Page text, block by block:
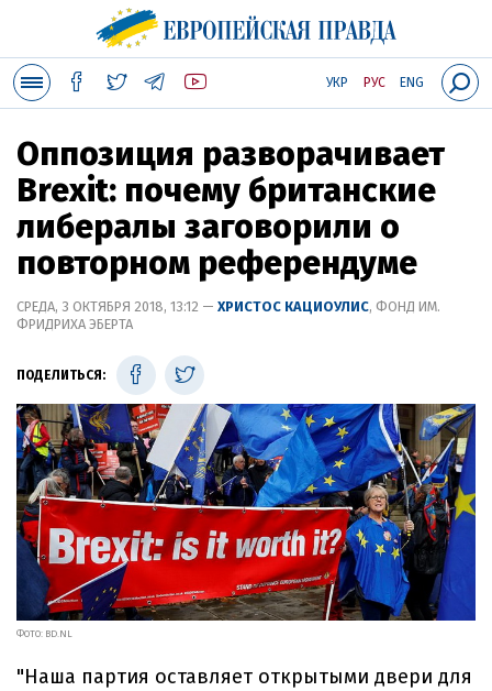
УКР РУС ENG
Оппозиция разворачивает
Brexit: почему британские
либералы заговорили о
повторном референдуме
СРЕДА, 3 ОКТЯБРЯ 2018, 13:12 — ХРИСТОС КАЦИОУЛИС, ФОНД ИМ.
ФРИДРИХА ЭБЕРТА
ПОДЕЛИТЬСЯ:
ФОТО: BD.NL
"Наша партия оставляет открытыми двери для